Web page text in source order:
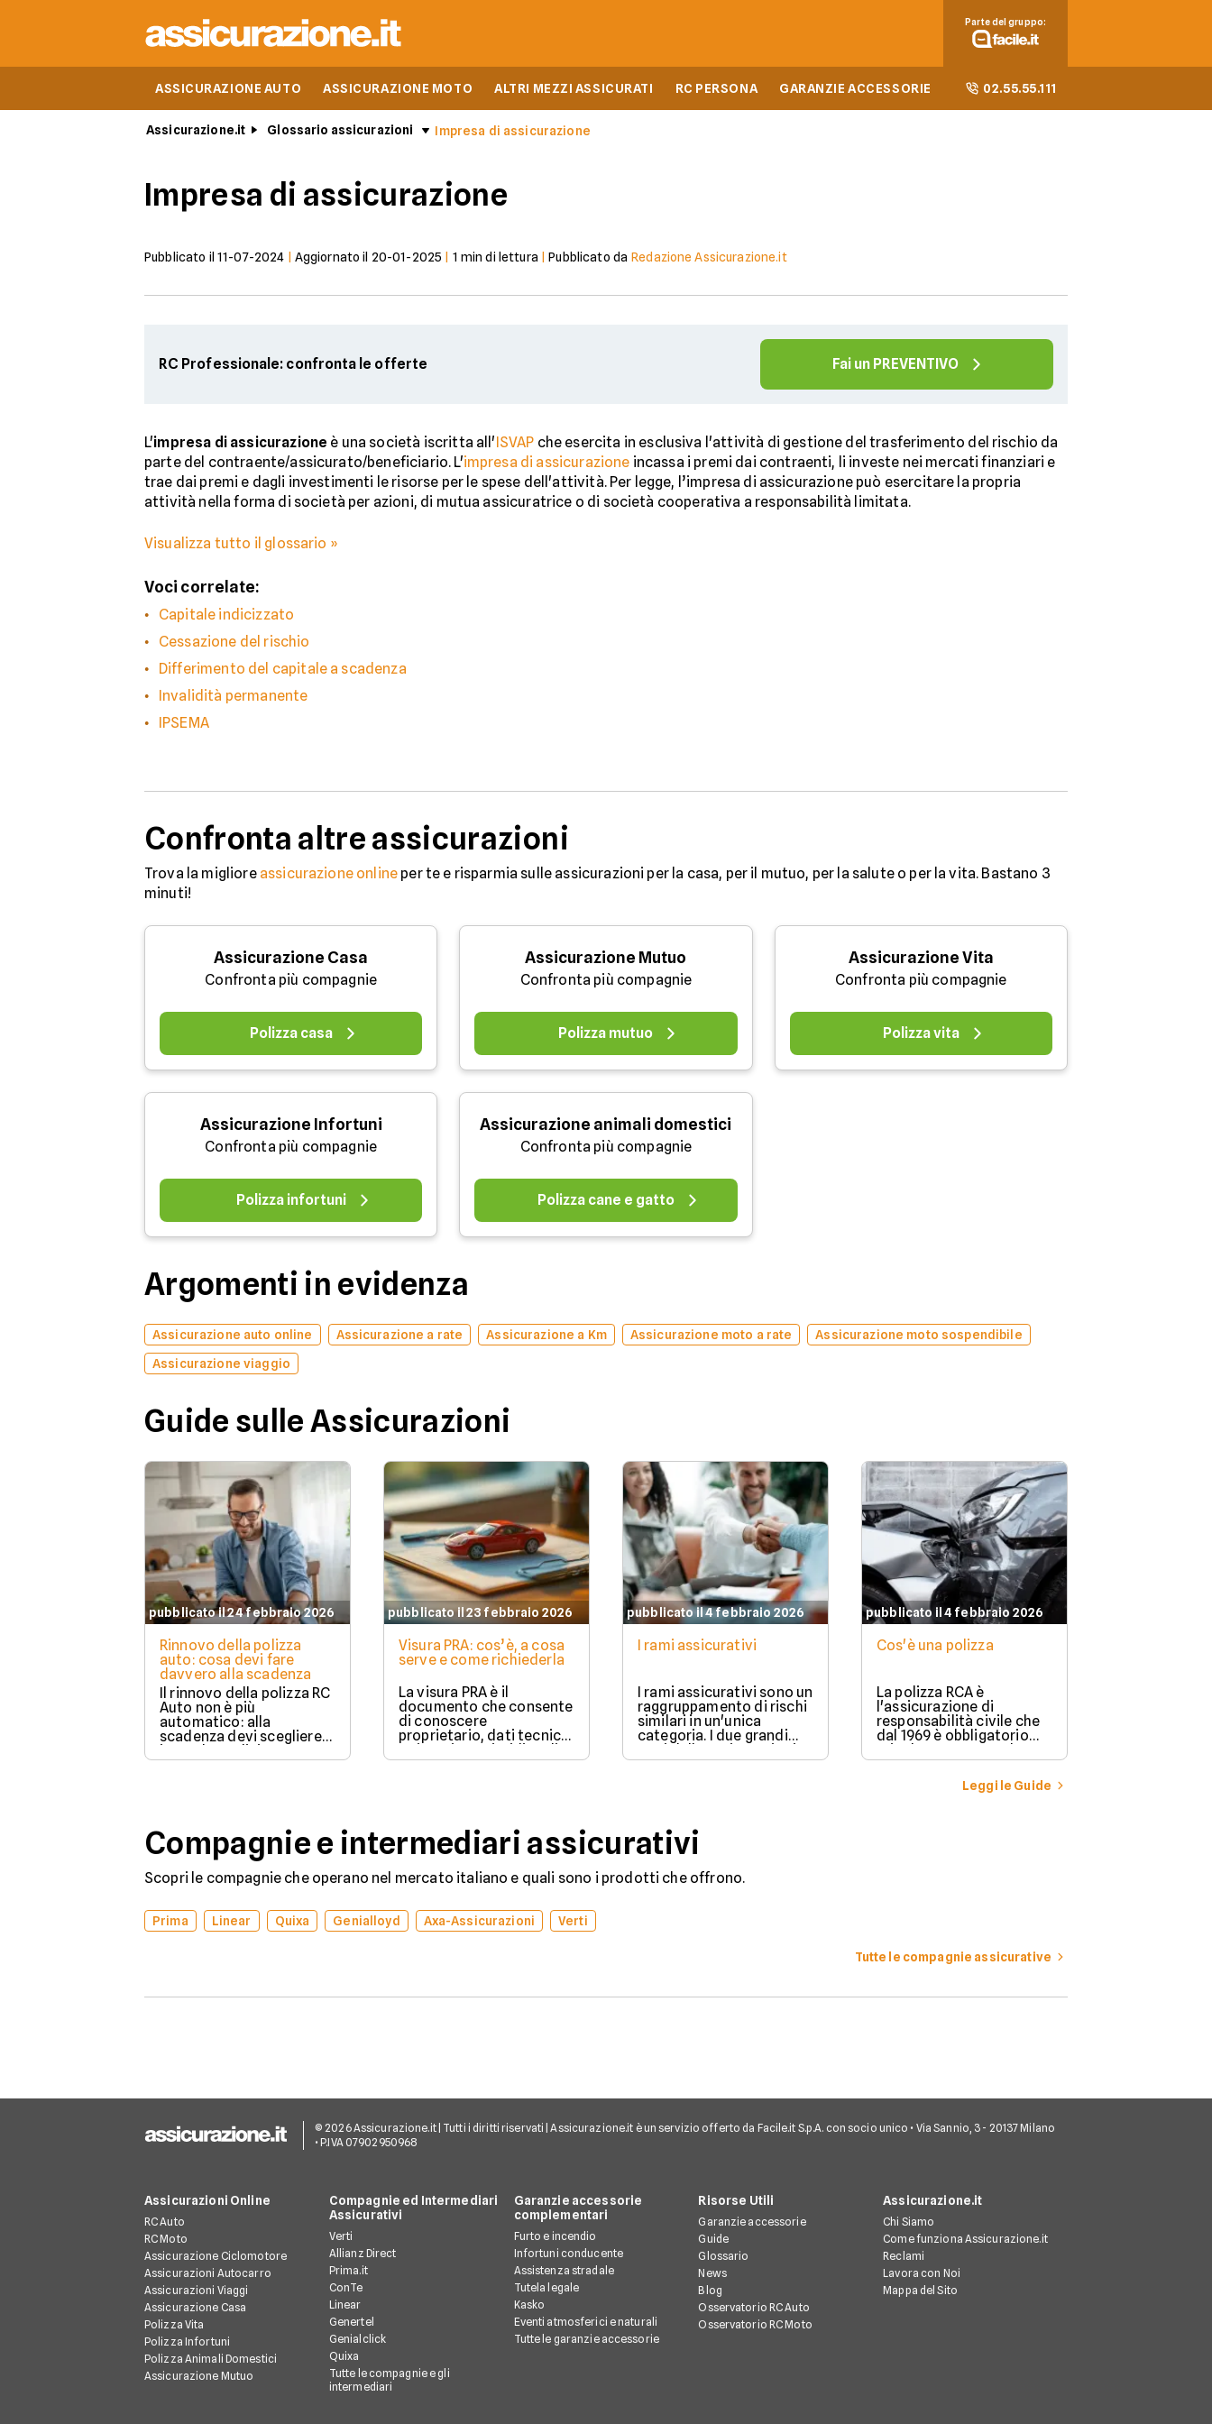
ASSICURAZIONE AUTO ASSICURAZIONE MOTO ALTRI MEZZI ASSICURATI RC PERSONA GARANZIE ACCESSORIE 02.55.55.111
Parte del gruppo:
Assicurazione.it Glossario assicurazioni Impresa di assicurazione
Impresa di assicurazione
Pubblicato il 11-07-2024 Aggiornato il 20-01-2025 1 min di lettura |Pubblicato da Redazione Assicurazione.it
RC Professionale: confronta le offerte Fai un PREVENTIVO
L'impresa di assicurazione è una società iscritta all'ISVAP che esercita in esclusiva l'attività di gestione del trasferimento del rischio da
parte del contraente/assicurato/beneficiario. L'impresa di assicurazione incassa i premi dai contraenti, li investe nei mercati finanziari e
trae dai premi e dagli investimenti le risorse per le spese dell'attività. Per legge, l’impresa di assicurazione può esercitare la propria
attività nella forma di società per azioni, di mutua assicuratrice o di società cooperativa a responsabilità limitata.
Visualizza tutto il glossario »
Voci correlate:
Capitale indicizzato
Cessazione del rischio
Differimento del capitale a scadenza
Invalidità permanente
IPSEMA
Confronta altre assicurazioni
Trova la migliore assicurazione online per te e risparmia sulle assicurazioni per la casa, per il mutuo, per la salute o per la vita. Bastano 3
minuti!
Assicurazione Casa
Confronta più compagnie
Polizza casa
Assicurazione Mutuo
Confronta più compagnie
Polizza mutuo
Assicurazione Vita
Confronta più compagnie
Polizza vita
Assicurazione Infortuni
Confronta più compagnie
Polizza infortuni
Assicurazione animali domestici
Confronta più compagnie
Polizza cane e gatto
Argomenti in evidenza
Assicurazione auto online Assicurazione a rate Assicurazione a Km Assicurazione moto a rate
Assicurazione moto sospendibile
Assicurazione viaggio
Guide sulle Assicurazioni
pubblicato il 24 febbraio 2026
Rinnovo della polizza
auto: cosa devi fare
davvero alla scadenza
Il rinnovo della polizza RC
Auto non è più
automatico: alla
scadenza devi scegliere
in modo esplicito se
rinnovare con la stessa
pubblicato il 23 febbraio 2026
Visura PRA: cos’è, a cosa
serve e come richiederla
La visura PRA è il
documento che consente
di conoscere
proprietario, dati tecnici
e situazione giuridica di
un veicolo iscritto al
pubblicato il 4 febbraio 2026
I rami assicurativi
I rami assicurativi sono un
raggruppamento di rischi
similari in un'unica
categoria. I due grandi
rami delle assicurazioni
sono il ramo danni e il
pubblicato il 4 febbraio 2026
Cos'è una polizza
La polizza RCA è
l'assicurazione di
responsabilità civile che
dal 1969 è obbligatorio
stipulare per possedere e
guidare in Italia un
veicolo a motore.Leggi le Guide
Compagnie e intermediari assicurativi
Scopri le compagnie che operano nel mercato italiano e quali sono i prodotti che offrono.
Prima Linear Quixa Genialloyd Axa-Assicurazioni Verti
Tutte le compagnie assicurative
© 2026 Assicurazione.it | Tutti i diritti riservati | Assicurazione.it è un servizio offerto da Facile.it S.p.A. con socio unico • Via Sannio, 3 - 20137 Milano
• P.IVA 07902950968
Assicurazioni Online
RC Auto
RC Moto
Assicurazione Ciclomotore
Assicurazioni Autocarro
Assicurazioni Viaggi
Assicurazione Casa
Polizza Vita
Polizza Infortuni
Polizza Animali Domestici
Assicurazione Mutuo
Compagnie ed Intermediari
Assicurativi
Verti
Allianz Direct
Prima.it
ConTe
Linear
Genertel
Genialclick
Quixa
Tutte le compagnie e gli
intermediari
Garanzie accessorie
complementari
Furto e incendio
Infortuni conducente
Assistenza stradale
Tutela legale
Kasko
Eventi atmosferici e naturali
Tutte le garanzie accessorie
Risorse Utili
Garanzie accessorie
Guide
Glossario
News
Blog
Osservatorio RC Auto
Osservatorio RC Moto
Assicurazione.it
Chi Siamo
Come funziona Assicurazione.it
Reclami
Lavora con Noi
Mappa del Sito